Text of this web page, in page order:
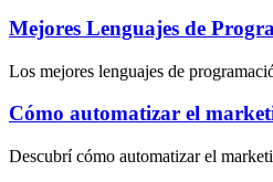
Mejores Lenguajes de
Los mejores lenguajes de
Cómo automatizar el
Descubrí cómo automatizar el